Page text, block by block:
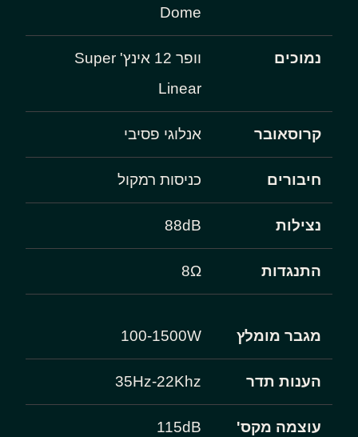
Dome
נמוכים
וופר 12 אינץ' Super
Linear
קרוסאובר אנלוגי פסיבי
חיבורים כניסות רמקול
נצילות 88dB
התנגדות 8Ω
מגבר מומלץ 100-1500W
הענות תדר 35Hz-22Khz
עוצמה מקס' 115dB